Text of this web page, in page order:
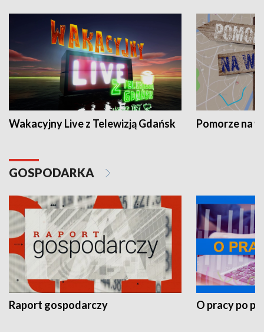
Wakacyjny Live z Telewizją Gdańsk Pomorze na
GOSPODARKA
Raport gospodarczy O pracy po